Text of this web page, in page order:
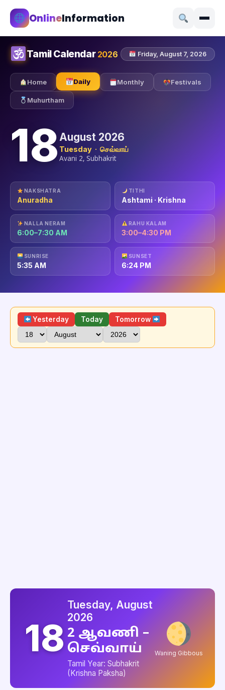
OnlineInformation
Tamil Calendar 2026 Friday, August 7, 2026
Home Daily Monthly Festivals
Muhurtham
18 August 2026
Tuesday · செவ்வாய்
Avani 2, Subhakrit
NAKSHATRA
Anuradha
TITHI
Ashtami · Krishna
NALLA NERAM
6:00–7:30 AM
RAHU KALAM
3:00–4:30 PM
SUNRISE
5:35 AM
SUNSET
6:24 PM
Yesterday Today Tomorrow
18
Tuesday, August
2026
2 ஆவணி –
செவ்வாய்
Tamil Year: Subhakrit
(Krishna Paksha)
Waning Gibbous